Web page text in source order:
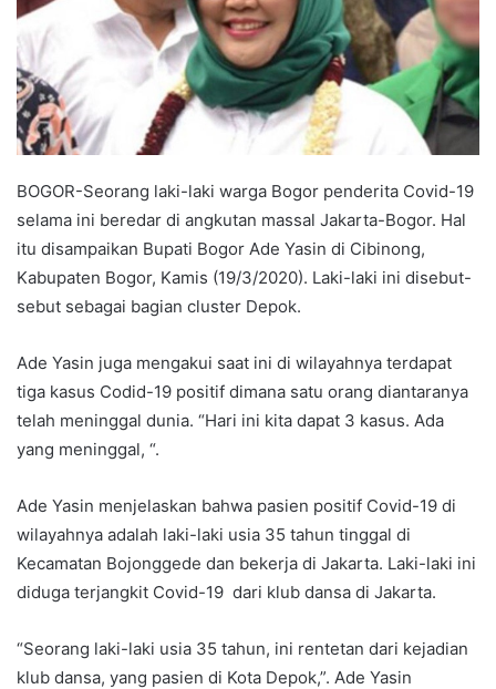
BOGOR-Seorang laki-laki warga Bogor penderita Covid-19
selama ini beredar di angkutan massal Jakarta-Bogor. Hal
itu disampaikan Bupati Bogor Ade Yasin di Cibinong,
Kabupaten Bogor, Kamis (19/3/2020). Laki-laki ini disebut-
sebut sebagai bagian cluster Depok.
Ade Yasin juga mengakui saat ini di wilayahnya terdapat
tiga kasus Codid-19 positif dimana satu orang diantaranya
telah meninggal dunia. “Hari ini kita dapat 3 kasus. Ada
yang meninggal, “.
Ade Yasin menjelaskan bahwa pasien positif Covid-19 di
wilayahnya adalah laki-laki usia 35 tahun tinggal di
Kecamatan Bojonggede dan bekerja di Jakarta. Laki-laki ini
diduga terjangkit Covid-19 dari klub dansa di Jakarta.
“Seorang laki-laki usia 35 tahun, ini rentetan dari kejadian
klub dansa, yang pasien di Kota Depok,”. Ade Yasin